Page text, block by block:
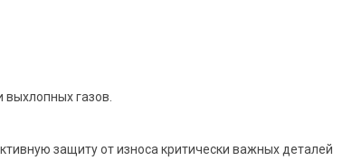
выхлопных газов.
защиту от износа критически важных деталей